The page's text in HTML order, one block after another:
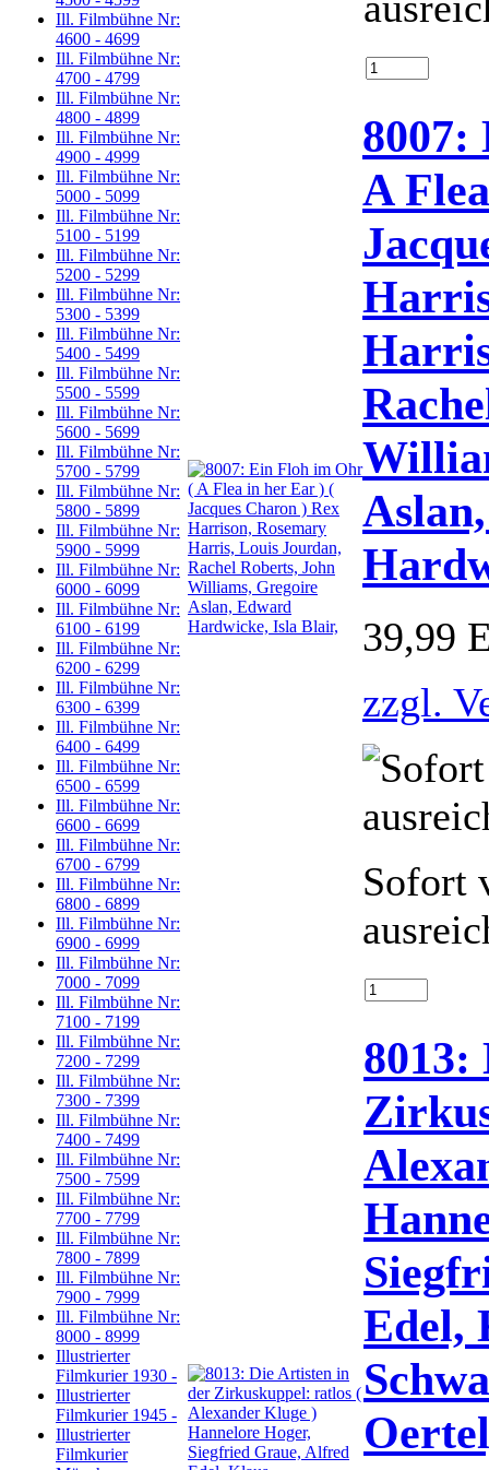
Ill. Filmbühne Nr:
4600 - 4699
Ill. Filmbühne Nr:
4700 - 4799
Ill. Filmbühne Nr:
4800 - 4899
Ill. Filmbühne Nr:
4900 - 4999
Ill. Filmbühne Nr:
5000 - 5099
Ill. Filmbühne Nr:
5100 - 5199
Ill. Filmbühne Nr:
5200 - 5299
Ill. Filmbühne Nr:
5300 - 5399
Ill. Filmbühne Nr:
5400 - 5499
Ill. Filmbühne Nr:
5500 - 5599
Ill. Filmbühne Nr:
5600 - 5699
Ill. Filmbühne Nr:
5700 - 5799
Ill. Filmbühne Nr:
5800 - 5899
Ill. Filmbühne Nr:
5900 - 5999
Ill. Filmbühne Nr:
6000 - 6099
Ill. Filmbühne Nr:
6100 - 6199
Ill. Filmbühne Nr:
6200 - 6299
Ill. Filmbühne Nr:
6300 - 6399
Ill. Filmbühne Nr:
6400 - 6499
Ill. Filmbühne Nr:
6500 - 6599
Ill. Filmbühne Nr:
6600 - 6699
Ill. Filmbühne Nr:
6700 - 6799
Ill. Filmbühne Nr:
6800 - 6899
Ill. Filmbühne Nr:
6900 - 6999
Ill. Filmbühne Nr:
7000 - 7099
Ill. Filmbühne Nr:
7100 - 7199
Ill. Filmbühne Nr:
7200 - 7299
Ill. Filmbühne Nr:
7300 - 7399
Ill. Filmbühne Nr:
7400 - 7499
Ill. Filmbühne Nr:
7500 - 7599
Ill. Filmbühne Nr:
7700 - 7799
Ill. Filmbühne Nr:
7800 - 7899
Ill. Filmbühne Nr:
7900 - 7999
Ill. Filmbühne Nr:
8000 - 8999
Illustrierter
Filmkurier 1930 -
Illustrierter
Filmkurier 1945 -
Illustrierter
Filmkurier
A
39,99
zzgl.
Sofort
Edel,